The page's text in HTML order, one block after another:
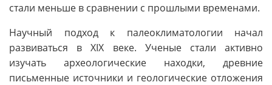
стали меньше в сравнении с прошлыми временами.
Научный подход к палеоклиматологии начал
развиваться в XIX веке. Ученые стали активно
изучать археологические находки, древние
письменные источники и геологические отложения